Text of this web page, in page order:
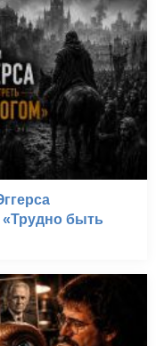
«Трудно быть